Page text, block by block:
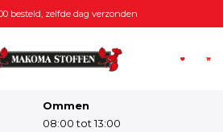
besteld, zelfde dag verzonden
Ommen
08:00 tot 13:00